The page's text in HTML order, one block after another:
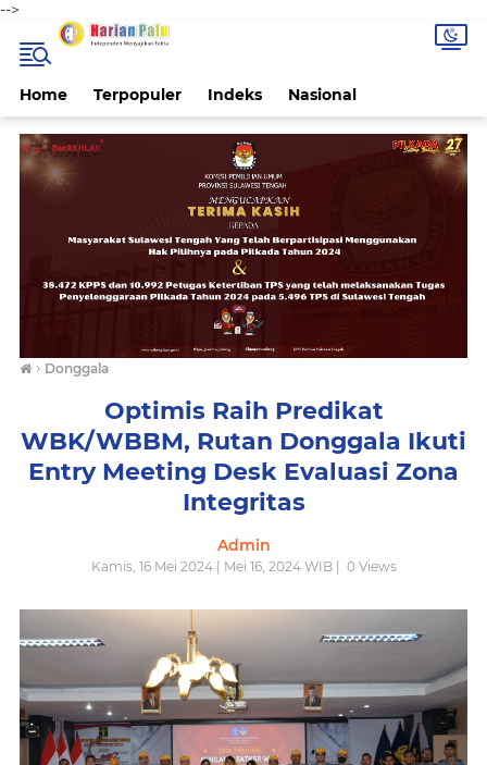
-->
Home Terpopuler Indeks Nasional
› Donggala
Optimis Raih Predikat
WBK/WBBM, Rutan Donggala Ikuti
Entry Meeting Desk Evaluasi Zona
Integritas
Admin
Kamis, 16 Mei 2024 | Mei 16, 2024 WIB | 0Views